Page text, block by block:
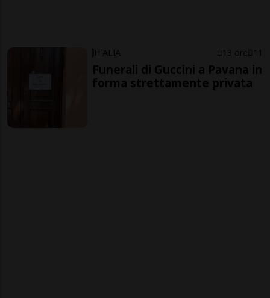
ITALIA 13 ore 11
Funerali di Guccini a Pavana in
forma strettamente privata